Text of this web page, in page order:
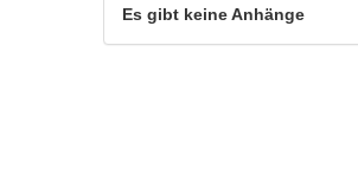
Es gibt keine Anhänge